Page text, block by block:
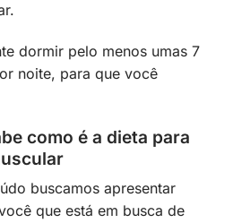
dormir pelo menos umas 7
noite, para que você
como é a dieta para
buscamos apresentar
que está em busca de